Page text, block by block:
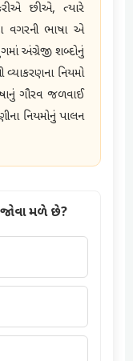
છીએ, ત્યારે
વગરની ભાષા એ
અંગ્રેજી શબ્દોનું
નિયમો
ગૌરવ જળવાઈ
નિયમોનું પાલન
જોવા મળે છે?